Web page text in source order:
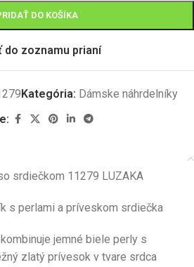
DO KOŠÍKA
do zoznamu prianí
Kategória: Dámske náhrdelníky
srdiečkom 11279 LUZAKA
s perlami a príveskom srdiečka
jemné biele perly s
zlatý prívesok v tvare srdca